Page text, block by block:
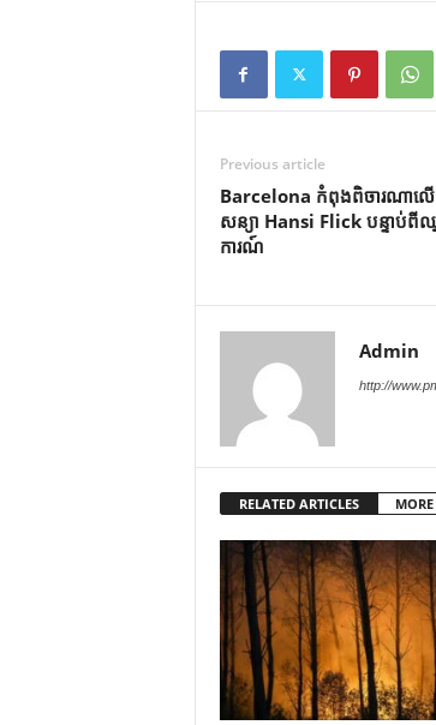
Previous article
Barcelona កំពុងពិចារណាលើក
សន្យា Hansi Flick បន្ទាប់ពីឈ្
ការណ៍
Admin
http://
RELATED ARTICLES